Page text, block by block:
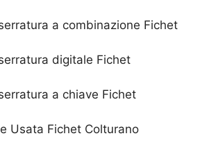
​a combinazione Fichet
​digitale Fichet
​a chiave Fichet
Usata Fichet Colturano